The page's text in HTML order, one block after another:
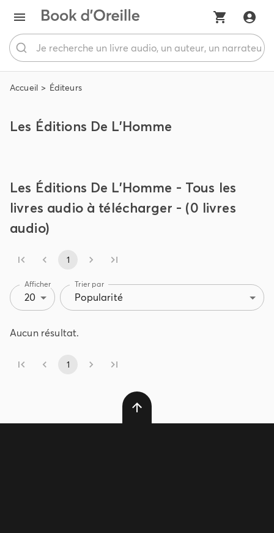
Accueil Éditeurs
Les Éditions De L'Homme
Les Éditions De L'Homme - Tous les
livres audio à télécharger - (0 livres
audio)
1
Afficher
20
Trier par
Popularité
Aucun résultat.
1